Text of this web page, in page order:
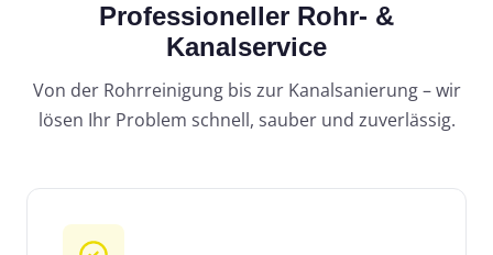
Professioneller Rohr- &
Kanalservice
Von der Rohrreinigung bis zur Kanalsanierung – wir
lösen Ihr Problem schnell, sauber und zuverlässig.